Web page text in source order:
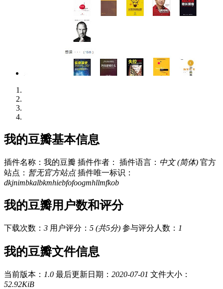
我的豆瓣基本信息
插件名称：我的豆瓣 插件作者： 插件语言： 中文 (简体) 官方
站点： 暂无官方站点 插件唯一标识：
dkjnimbkalbkmhiebfofoogmhllmfkob
我的豆瓣用户数和评分
下载次数： 3 用户评分： 5 (共5分) 参与评分人数： 1
我的豆瓣文件信息
当前版本： 1.0 最后更新日期： 2020-07-01 文件大小：
52.92KiB